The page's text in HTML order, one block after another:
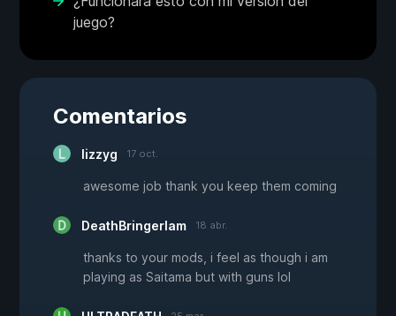
juego?
Comentarios
lizzyg 17 oct.
awesome job thank you keep them coming
DeathBringerIam 18 abr.
thanks to your mods, i feel as though i am
playing as Saitama but with guns lol